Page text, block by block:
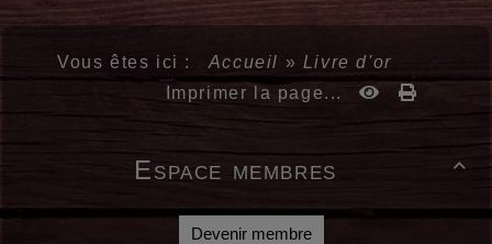
Vous êtes ici : Accueil » Livre d'or
Imprimer la page...

Espace membres
Devenir membre